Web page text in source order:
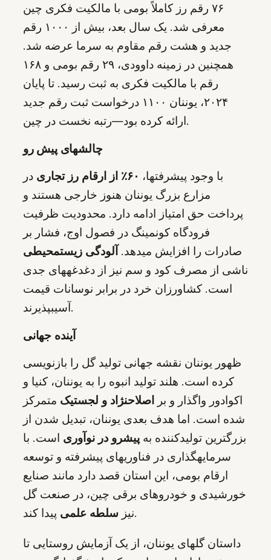
۷۶ رقم رز کاملاً بومی با مالکیت فکری چین
معرفی شد. یک سال بعد، بیش از ۱۰۰۰ رقم
جدید و هشت رقم مقاوم به سرما عرضه شد.
همچنین در زمینه داوودی، ۲۹ رقم بومی و ۱۶۸
رقم با مالکیت فکری به ثبت رسید. تا پایان
۲۰۲۴، یوننان ۱۱۰۰ درخواست ثبت رقم جدید
ارائه کرده بود—رتبه نخست در چین.
چالشهای پیش رو
با وجود پیشرفتها، ۶۰٪ از ارقام رز تجاری
در
مزارع بزرگ یوننان هنوز خارجی هستند و
پرداخت حق امتیاز ادامه دارد. محدودیت ظرفیت
فرودگاه کونمینگ در فصول اوج، فشار بر
صادرات را افزایش میدهد. آلودگی زیستمحیطی
ناشی از مصرف کود و سم نیز از دغدغههای جدی
است. کشاورزان خرد در برابر نوسانات قیمت
آسیبپذیرند.
آینده جهانی
ظهور یوننان نقشه جهانی تولید گل را بازنویسی
کرده است. هلند تولید انبوه را به یوننان، کنیا و
اکوادور واگذار و بر
اصلاحنژاد و لجستیک متمرکز
شده است. اما هدف بعدی یوننان، تبدیل شدن از
بزرگترین تولیدکننده به پیشرو در نوآوری است. با
سرمایهگذاری در فناوریهای پیشرفته و توسعه
ارقام بومی، این استان قصد دارد مانند صنایع
خورشیدی و خودروهای برقی چین، در صنعت گل
نیز سلطه علمی پیدا کند.
داستان گلهای یوننان، از یک آزمایش روستایی تا